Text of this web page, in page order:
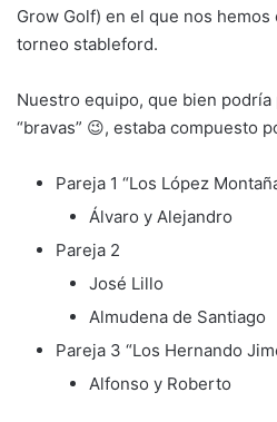
Grow Golf) en el que nos
torneo stableford.
Nuestro equipo, que bien podría
“bravas” 😉, estaba compuesto
Pareja 1 “Los López
Álvaro y Alejandro
Pareja 2
José Lillo
Almudena de Santiago
Pareja 3 “Los Hernando
Alfonso y Roberto